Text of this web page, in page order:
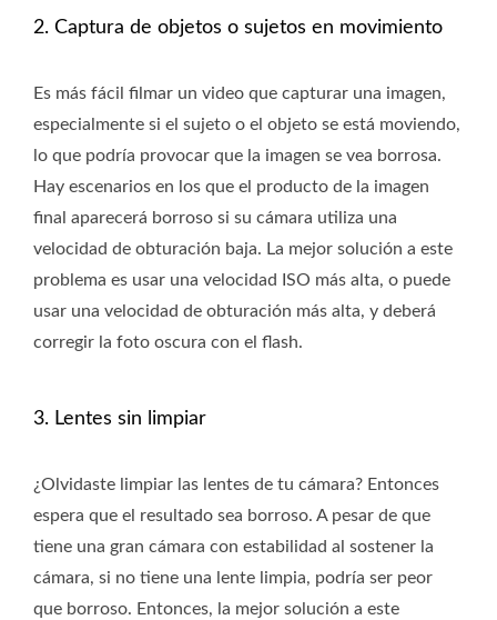
2. Captura de objetos o sujetos en movimiento
Es más fácil filmar un video que capturar una imagen,
especialmente si el sujeto o el objeto se está moviendo,
lo que podría provocar que la imagen se vea borrosa.
Hay escenarios en los que el producto de la imagen
final aparecerá borroso si su cámara utiliza una
velocidad de obturación baja. La mejor solución a este
problema es usar una velocidad ISO más alta, o puede
usar una velocidad de obturación más alta, y deberá
corregir la foto oscura con el flash.
3. Lentes sin limpiar
¿Olvidaste limpiar las lentes de tu cámara? Entonces
espera que el resultado sea borroso. A pesar de que
tiene una gran cámara con estabilidad al sostener la
cámara, si no tiene una lente limpia, podría ser peor
que borroso. Entonces, la mejor solución a este